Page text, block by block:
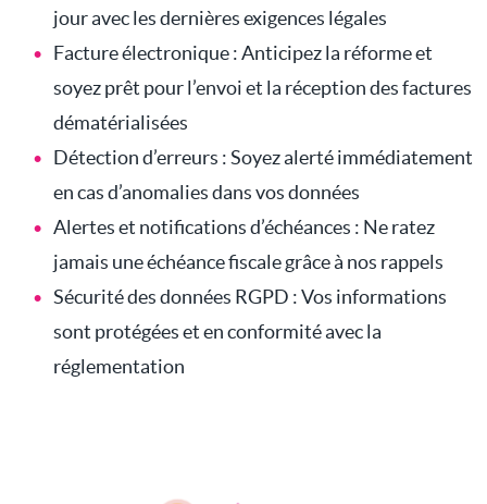
jour avec les dernières exigences légales
Facture électronique : Anticipez la réforme et
soyez prêt pour l’envoi et la réception des factures
dématérialisées
Détection d’erreurs : Soyez alerté immédiatement
en cas d’anomalies dans vos données
Alertes et notifications d’échéances : Ne ratez
jamais une échéance fiscale grâce à nos rappels
Sécurité des données RGPD : Vos informations
sont protégées et en conformité avec la
réglementation